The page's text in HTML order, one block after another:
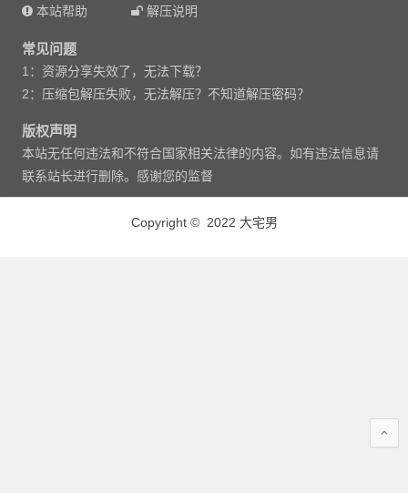
本站帮助
解压说明
常见问题
1：资源分享失效了，无法下载？
2：压缩包解压失败，无法解压？不知道解压密码？
版权声明
本站无任何违法和不符合国家相关法律的内容。如有违法信息请
联系站长进行删除。感谢您的监督
Copyright © 2022 大宅男